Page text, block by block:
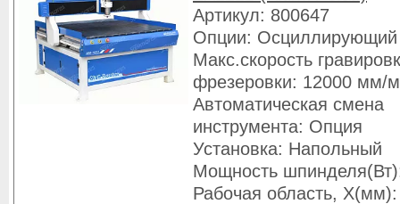
Артикул: 800647
Опции:
Макс.скорость
фрезеровки: 12000 мм/
Автоматическая смена
инструмента: Опция
Установка: Напольный
Мощность
Рабочая область,